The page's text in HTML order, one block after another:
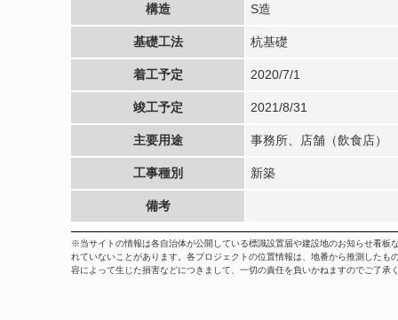
構造 S造
基礎工法 杭基礎
着工予定 2020/7/1
竣工予定 2021/8/31
主要用途 事務所、店舗（飲食店）
工事種別 新築
備考
※当サイトの情報は各自治体が公開している標識設置届や建設地のお知らせ看
れていないことがあります。各プロジェクトの位置情報は、地番から推測した
容によって生じた損害などにつきまして、一切の責任を負いかねますのでご了承